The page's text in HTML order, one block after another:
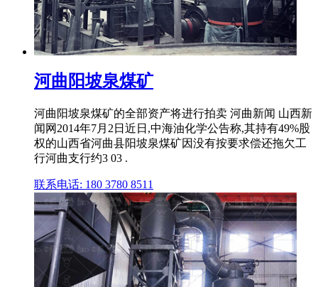
河曲阳坡泉煤矿
河曲阳坡泉煤矿的全部资产将进行拍卖 河曲新闻 山西新
闻网2014年7月2日近日,中海油化学公告称,其持有49%股
权的山西省河曲县阳坡泉煤矿因没有按要求偿还拖欠工
行河曲支行约3 03 .
联系电话: 180 3780 8511